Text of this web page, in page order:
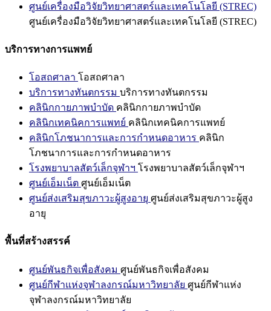
ศูนย์เครื่องมือวิจัยวิทยาศาสตร์และเทคโนโลยี (STREC)
ศูนย์เครื่องมือวิจัยวิทยาศาสตร์และเทคโนโลยี (STREC)
บริการทางการแพทย์
โอสถศาลา โอสถศาลา
บริการทางทันตกรรม บริการทางทันตกรรม
คลินิกกายภาพบำบัด คลินิกกายภาพบำบัด
คลินิกเทคนิคการแพทย์ คลินิกเทคนิคการแพทย์
คลินิกโภชนาการและการกำหนดอาหาร คลินิก
โภชนาการและการกำหนดอาหาร
โรงพยาบาลสัตว์เล็กจุฬาฯ โรงพยาบาลสัตว์เล็กจุฬาฯ
ศูนย์เอ็มเน็ต ศูนย์เอ็มเน็ต
ศูนย์ส่งเสริมสุขภาวะผู้สูงอายุ ศูนย์ส่งเสริมสุขภาวะผู้สูง
อายุ
พื้นที่สร้างสรรค์
ศูนย์พันธกิจเพื่อสังคม ศูนย์พันธกิจเพื่อสังคม
ศูนย์กีฬาแห่งจุฬาลงกรณ์มหาวิทยาลัย ศูนย์กีฬาแห่ง
จุฬาลงกรณ์มหาวิทยาลัย